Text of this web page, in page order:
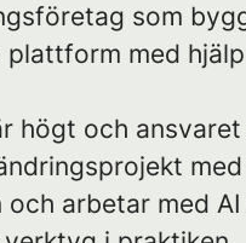
som
plattform med
högt och
och arbetar med